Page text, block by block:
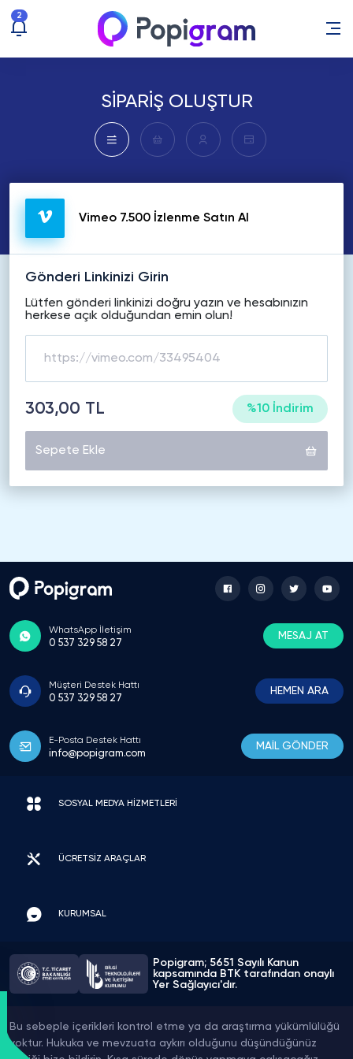
2
SİPARİŞ OLUŞTUR
Vimeo 7.500 İzlenme Satın Al
Gönderi Linkinizi Girin
Lütfen gönderi linkinizi doğru yazın ve hesabınızın
herkese açık olduğundan emin olun!
303,00 TL %10 İndirim
Sepete Ekle
WhatsApp İletişim
0 537 329 58 27
MESAJ AT
Müşteri Destek Hattı
0 537 329 58 27
HEMEN ARA
E-Posta Destek Hattı
info@popigram.com
MAİL GÖNDER
SOSYAL MEDYA HİZMETLERİ
ÜCRETSİZ ARAÇLAR
KURUMSAL
Popigram; 5651 Sayılı Kanun
kapsamında BTK tarafından onaylı
Yer Sağlayıcı'dır.
Bu sebeple içerikleri kontrol etme ya da araştırma yükümlülüğü
yoktur. Hukuka ve mevzuata aykırı olduğunu düşündüğünüz